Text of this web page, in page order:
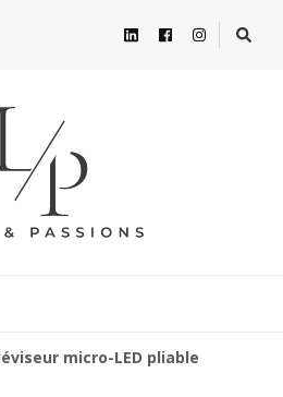
micro-LED pliable